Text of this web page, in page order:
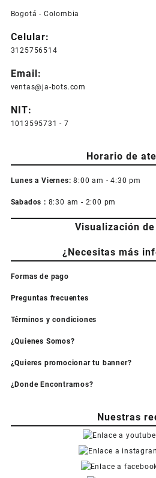
se
elegir
en
producto
Bogotá - Colombia
Celular:
3125756514
Email:
ventas@ja-bots.com
NIT:
1013595731 - 7
Horario de
Lunes a Viernes: 8:00 am - 4:30 pm
Sabados : 8:30 am - 2:00 pm
Visualización
¿Necesitas más
Formas de pago
Preguntas frecuentes
Términos y condiciones
¿Quienes Somos?
¿Quieres promocionar tu banner?
¿Donde Encontrarnos?
Nuestras